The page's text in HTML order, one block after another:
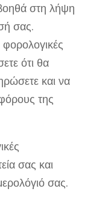
στη λήψη
σας.
ότι θα
και να
της
σας και
σας.